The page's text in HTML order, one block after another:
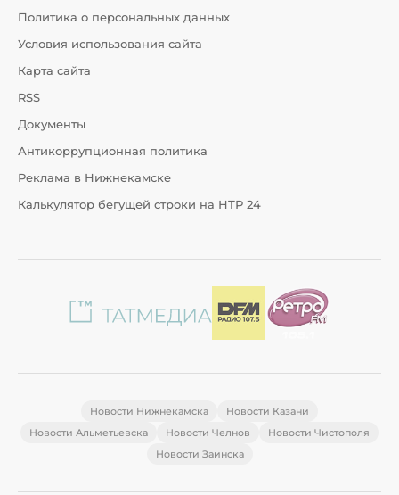
Политика о персональных данных
Условия использования сайта
Карта сайта
RSS
Документы
Антикоррупционная политика
Реклама в Нижнекамске
Калькулятор бегущей строки на НТР 24
Новости Нижнекамска
Новости Казани
Новости Альметьевска
Новости Челнов
Новости Чистополя
Новости Заинска